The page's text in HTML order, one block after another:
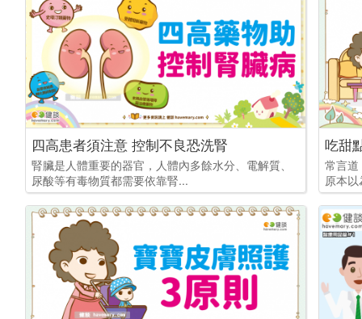
四高患者須注意 控制不良恐洗腎
腎臟是人體重要的器官，人體內多餘水分、電解質、
尿酸等有毒物質都需要依靠腎...
常言
原本